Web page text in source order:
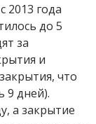
2013 года
до 5
за
и
что
9 дней).
а закрытие